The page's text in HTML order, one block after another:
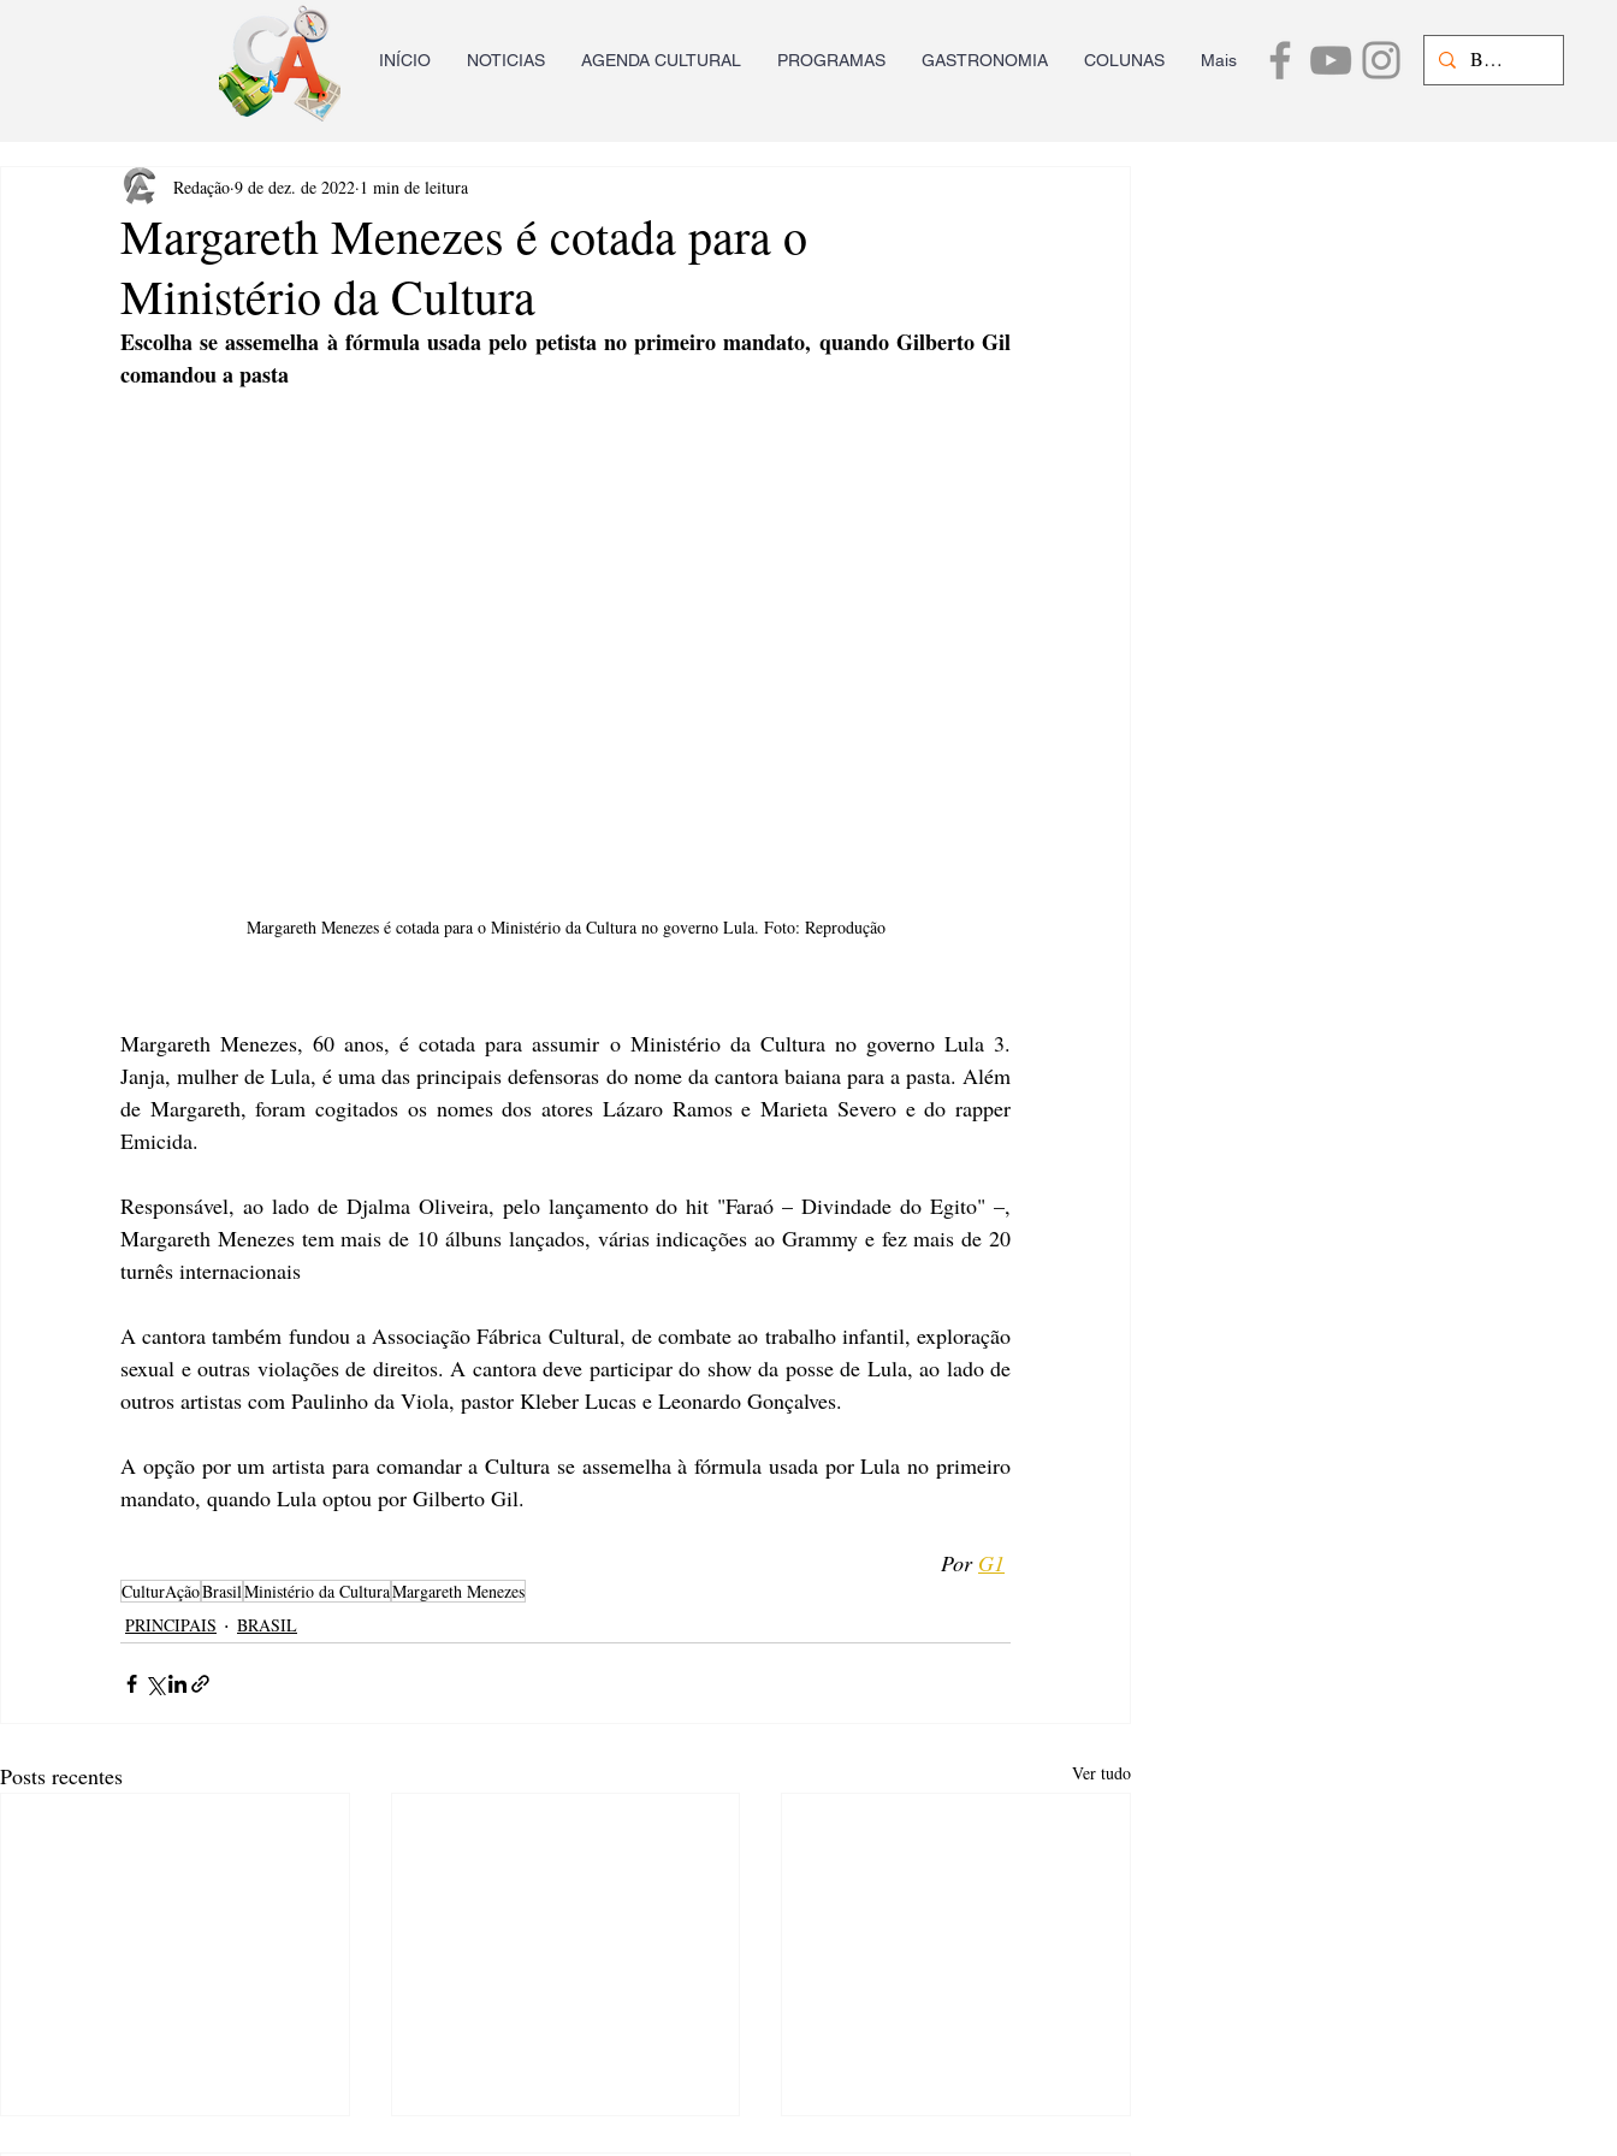
INÍCIO NOTICIAS AGENDA CULTURAL PROGRAMAS GASTRONOMIA COLUNAS Mais
Margareth Menezes é cotada para o
Ministério da Cultura
Redação 9 de dez. de 2022 1 min de leitura
Escolha se assemelha à fórmula usada pelo petista no primeiro mandato, quando Gilberto Gil
comandou a pasta
Margareth Menezes é cotada para o Ministério da Cultura no governo Lula. Foto: Reprodução
Margareth Menezes, 60 anos, é cotada para assumir o Ministério da Cultura no governo Lula 3.
Janja, mulher de Lula, é uma das principais defensoras do nome da cantora baiana para a pasta. Além
de Margareth, foram cogitados os nomes dos atores Lázaro Ramos e Marieta Severo e do rapper
Emicida.
Responsável, ao lado de Djalma Oliveira, pelo lançamento do hit "Faraó – Divindade do Egito" –,
Margareth Menezes tem mais de 10 álbuns lançados, várias indicações ao Grammy e fez mais de 20
turnês internacionais
A cantora também fundou a Associação Fábrica Cultural, de combate ao trabalho infantil, exploração
sexual e outras violações de direitos. A cantora deve participar do show da posse de Lula, ao lado de
outros artistas com Paulinho da Viola, pastor Kleber Lucas e Leonardo Gonçalves.
A opção por um artista para comandar a Cultura se assemelha à fórmula usada por Lula no primeiro
mandato, quando Lula optou por Gilberto Gil.
Por G1
CulturAçãoBrasilMinistério da CulturaMargareth Menezes
PRINCIPAIS
BRASIL
Posts recentes Ver tudo